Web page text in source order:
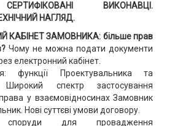
ВИКОНАВЦІ.
НАГЛЯД.
КАБІНЕТ ЗАМОВНИКА: більше прав
Чому не можна подати документи
електронний кабінет.
функції Проектувальника та
Широкий спектр застосування
у взаємовідносинах Замовник
Нові суттєві умови договору.
споруди для провадження